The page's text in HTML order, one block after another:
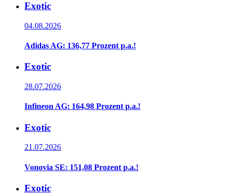
Exotic
04.08.2026
Adidas AG: 136,77 Prozent p.a.!
Exotic
28.07.2026
Infineon AG: 164,98 Prozent p.a.!
Exotic
21.07.2026
Vonovia SE: 151,08 Prozent p.a.!
Exotic